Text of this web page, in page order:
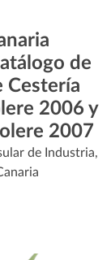
de
Cestería
2006 y
2007
de Industria,